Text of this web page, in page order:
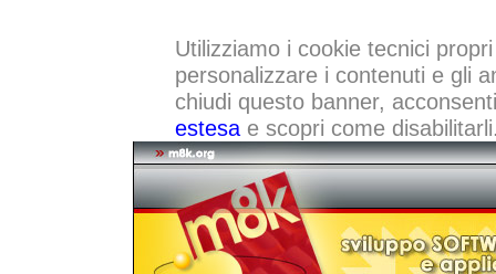
Utilizziamo i cookie tecnici
personalizzare i contenuti e gli
chiudi questo banner,
estesae scopri come